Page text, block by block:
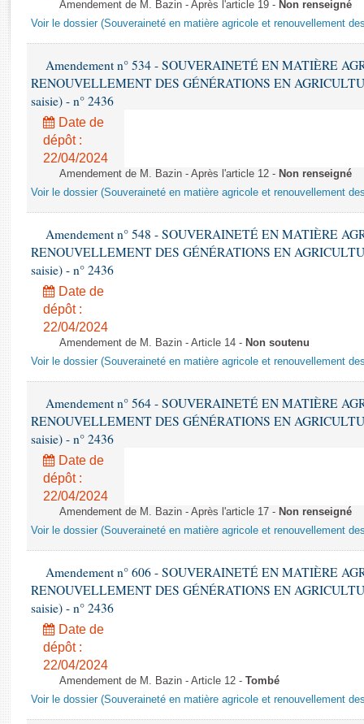
Rapports d'enquête
Rapports législatifs
Rapports sur l'application des lois
Baromètre de l’application des lois
Dossiers législatifs
Budget et sécurité sociale
Questions écrites et orales
Comptes rendus des débats
Amendement de M. Bazin - Après l'article 19 - Non renseigné
Voir le dossier (Souveraineté en matière agricole et renouvellement
Amendement n° 534 - SOUVERAINETÉ EN MATIÈRE
RENOUVELLEMENT DES GÉNÉRATIONS EN
saisie) - n° 2436
Date de
dépôt :
22/04/2024
Amendement de M. Bazin - Après l'article 12 - Non renseigné
Voir le dossier (Souveraineté en matière agricole et renouvellement
Amendement n° 548 - SOUVERAINETÉ EN MATIÈRE
RENOUVELLEMENT DES GÉNÉRATIONS EN
saisie) - n° 2436
Date de
dépôt :
22/04/2024
Amendement de M. Bazin - Article 14 - Non soutenu
Voir le dossier (Souveraineté en matière agricole et renouvellement
Amendement n° 564 - SOUVERAINETÉ EN MATIÈRE
RENOUVELLEMENT DES GÉNÉRATIONS EN
saisie) - n° 2436
Date de
dépôt :
22/04/2024
Amendement de M. Bazin - Après l'article 17 - Non renseigné
Voir le dossier (Souveraineté en matière agricole et renouvellement
Amendement n° 606 - SOUVERAINETÉ EN MATIÈRE
RENOUVELLEMENT DES GÉNÉRATIONS EN
saisie) - n° 2436
Date de
dépôt :
22/04/2024
Amendement de M. Bazin - Article 12 - Tombé
Voir le dossier (Souveraineté en matière agricole et renouvellement